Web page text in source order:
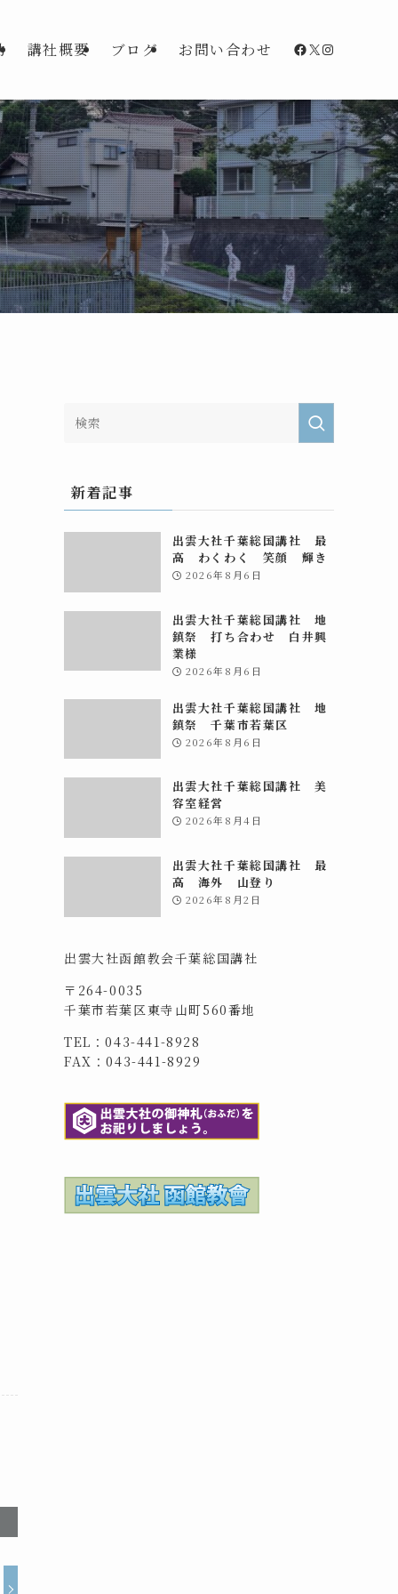
講社概要 ブログ お問い合わせ Facebook
X
新着記事
出雲大社千葉総国講社 最
高 わくわく 笑顔 輝き
2026年8月6日
出雲大社千葉総国講社 地
鎮祭 打ち合わせ 白井興
業様
2026年8月6日
出雲大社千葉総国講社 地
鎮祭 千葉市若葉区
2026年8月6日
出雲大社千葉総国講社 美
容室経営
2026年8月4日
出雲大社千葉総国講社 最
高 海外 山登り
2026年8月2日
出雲大社函館教会千葉総国講社
〒264-0035
千葉市若葉区東寺山町560番地
TEL：043-441-8928
FAX：043-441-8929